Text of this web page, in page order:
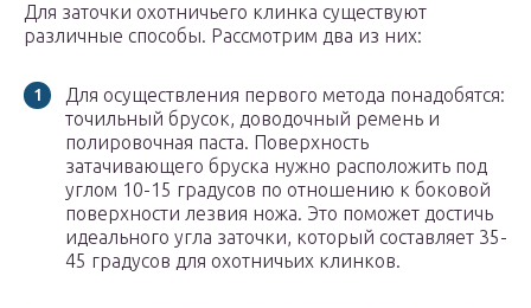
Для заточки охотничьего клинка существуют
различные способы. Рассмотрим два из них:
Для осуществления первого метода понадобятся:
точильный брусок, доводочный ремень и
полировочная паста. Поверхность
затачивающего бруска нужно расположить под
углом 10-15 градусов по отношению к боковой
поверхности лезвия ножа. Это поможет достичь
идеального угла заточки, который составляет 35-
45 градусов для охотничьих клинков.